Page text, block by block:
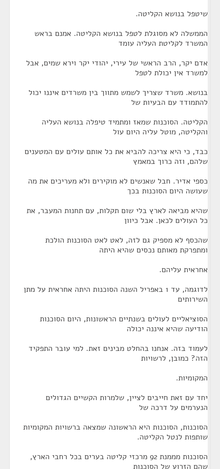
שיטפל בנושא הקליטה.
הממשלה לא מסוגלת לטפל בנושא הקליטה. אמנם בראש
המשרד לקליטת העליה עומד
אדם יקר, הרב הראשי של עירי, יהודי יקר וירא שמים, אבל
למשרד אין יכולת לטפל
בנושא. משרד שצריך לשמש מתווך בין משרדים איננו יכול
להתמודד עם הבעיות של
הקליטה. הסוכנות שמאז ומתמיד טיפלה בנושא העליה
והקליטה, מוטל עליה היום עול
כבד, כי היא צריכה להביא את כל אותם עולים עם המטענים
שלהם, וזה כרוך במאמץ
כספי אדיר. חבל שאנשים לא מוקירים ולא מעריכים את מה
שעושה היום הסוכנות בכך
שהיא מביאה לארץ בלי שום תקלות, עם תחנות המעבר, את
כל העולים לכאן. אבל כיוון
שהכסף לא מספיק גם לזה, לאט לאט הסוכנות הולכת
ומתפרקת מאותם נכסים שהיא היתה
אחראית עליהם.
לדוגמה, עד 1 באפריל השנה הסוכנות היתה אחראית על מתן
השירותים
הסוציאליים לעולים בשנתיים הראשונות, היום הסוכנות
הודיעה שהיא איננה יכולה
לעמוד בזה. אנחנו בהחלט מבינים זאת. למי עובר התפקיד
הזה? כמובן, לרשויות
המקומיות.
יחד עם זאת חייבים לציין, שלמרות הקשיים הגדולים
הנערמים על דרכה של
הסוכנות, הסוכנות היא הראשונה שמצאה ברשויות המקומיות
שותפות לנטל הקליטה.
הסוכנות מממנת 92 מרכזי קליטה בערים בכל רחבי הארץ,
שהם הזרוע של הסוכנות